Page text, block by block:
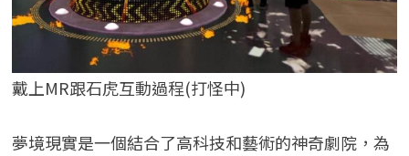
戴上MR跟石虎互動過程(打怪中)
夢境現實是一個結合了高科技和藝術的神奇劇院，為